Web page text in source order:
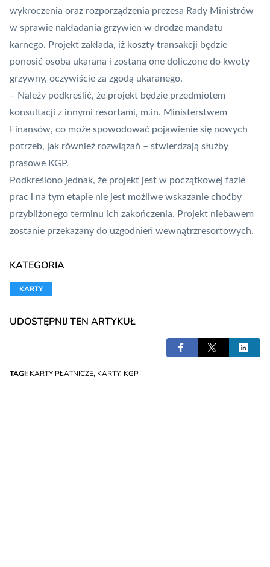
wykroczenia oraz rozporządzenia prezesa Rady Ministrów
w sprawie nakładania grzywien w drodze mandatu
karnego. Projekt zakłada, iż koszty transakcji będzie
ponosić osoba ukarana i zostaną one doliczone do kwoty
grzywny, oczywiście za zgodą ukaranego.
– Należy podkreślić, że projekt będzie przedmiotem
konsultacji z innymi resortami, m.in. Ministerstwem
Finansów, co może spowodować pojawienie się nowych
potrzeb, jak również rozwiązań – stwierdzają służby
prasowe KGP.
Podkreślono jednak, że projekt jest w początkowej fazie
prac i na tym etapie nie jest możliwe wskazanie choćby
przybliżonego terminu ich zakończenia. Projekt niebawem
zostanie przekazany do uzgodnień wewnątrzresortowych.
KATEGORIA
KARTY
UDOSTĘPNIJ TEN ARTYKUŁ
TAGI: KARTY PŁATNICZE, KARTY, KGP